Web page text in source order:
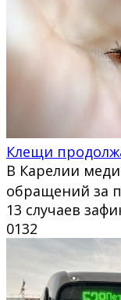
Клещи
В Карелии
обращений за
13 случаев
0132